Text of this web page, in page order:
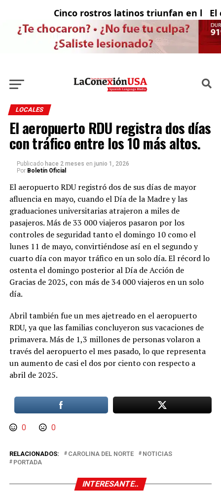
Cinco rostros latinos triunfan en laEl
LOCALES
El aeropuerto RDU registra dos días
con tráfico entre los 10 más altos.
Publicado hace 2 meses en junio 1, 2026
Por Boletín Oficial
El aeropuerto RDU registró dos de sus días de mayor
afluencia en mayo, cuando el Día de la Madre y las
graduaciones universitarias atrajeron a miles de
pasajeros. Más de 33 000 viajeros pasaron por los
controles de seguridad tanto el domingo 10 como el
lunes 11 de mayo, convirtiéndose así en el segundo y
cuarto día con mayor tráfico en un solo día. El récord lo
ostenta el domingo posterior al Día de Acción de
Gracias de 2025, con más de 34 000 viajeros en un solo
día.
Abril también fue un mes ajetreado en el aeropuerto
RDU, ya que las familias concluyeron sus vacaciones de
primavera. Más de 1,3 millones de personas volaron a
través del aeropuerto el mes pasado, lo que representa
un aumento de casi el dos por ciento con respecto a
abril de 2025.
0 0
RELACIONADOS: CAROLINA DEL NORTE
NOTICIAS
PORTADA
INTERESANTE..